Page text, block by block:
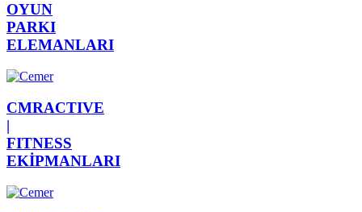
OYUN
PARKI
ELEMANLARI
CMRACTIVE
|
FITNESS
EKİPMANLARI